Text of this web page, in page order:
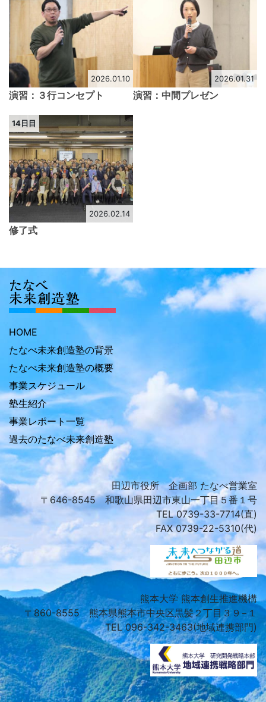
2026.01.10
演習：３行コンセプト
2026.01.31
演習：中間プレゼン
14日目
2026.02.14
修了式
HOME
たなべ未来創造塾の背景
たなべ未来創造塾の概要
事業スケジュール
塾生紹介
事業レポート一覧
過去のたなべ未来創造塾
田辺市役所 企画部 たなべ営業室
〒646-8545 和歌山県田辺市東山一丁目５番１号
TEL 0739-33-7714(直)
FAX 0739-22-5310(代)
熊本大学 熊本創生推進機構
〒860-8555 熊本県熊本市中央区黒髪２丁目３９−１
TEL 096-342-3463(地域連携部門)